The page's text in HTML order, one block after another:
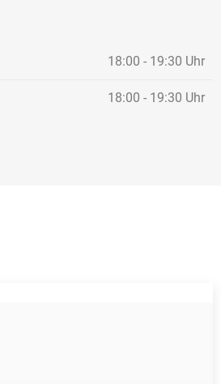
18:00 - 19:30 Uhr
18:00 - 19:30 Uhr